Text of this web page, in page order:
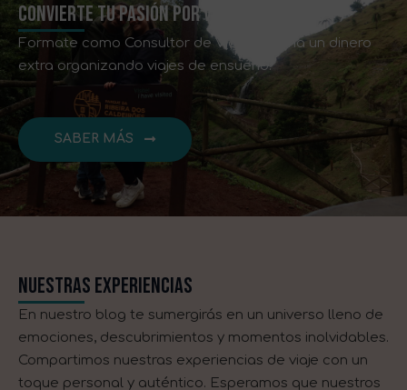
CONVIERTE TU PASIÓN POR VIAJAR EN DINERO
Formate como Consultor de Viajes y gana un dinero
extra organizando viajes de ensueño.
SABER MÁS
NUESTRAS EXPERIENCIAS
En nuestro blog te sumergirás en un universo lleno de
emociones, descubrimientos y momentos inolvidables.
Compartimos nuestras experiencias de viaje con un
toque personal y auténtico. Esperamos que nuestros